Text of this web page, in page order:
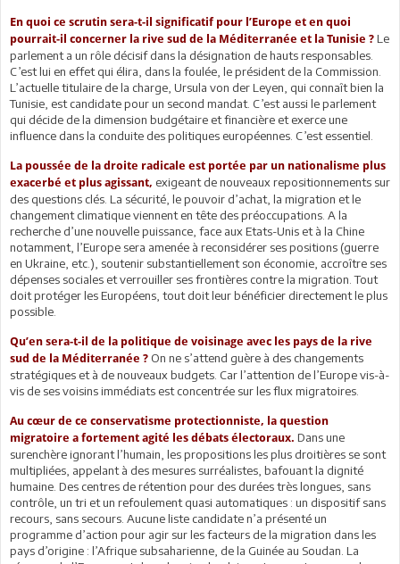
En quoi ce scrutin sera-t-il significatif pour l’Europe et en quoi
pourrait-il concerner la rive sud de la Méditerranée et la Tunisie ? Le
parlement a un rôle décisif dans la désignation de hauts responsables.
C’est lui en effet qui élira, dans la foulée, le président de la Commission.
L’actuelle titulaire de la charge, Ursula von der Leyen, qui connaît bien la
Tunisie, est candidate pour un second mandat. C’est aussi le parlement
qui décide de la dimension budgétaire et financière et exerce une
influence dans la conduite des politiques européennes. C’est essentiel.
La poussée de la droite radicale est portée par un nationalisme plus
exacerbé et plus agissant, exigeant de nouveaux repositionnements sur
des questions clés. La sécurité, le pouvoir d’achat, la migration et le
changement climatique viennent en tête des préoccupations. A la
recherche d’une nouvelle puissance, face aux Etats-Unis et à la Chine
notamment, l’Europe sera amenée à reconsidérer ses positions (guerre
en Ukraine, etc.), soutenir substantiellement son économie, accroître ses
dépenses sociales et verrouiller ses frontières contre la migration. Tout
doit protéger les Européens, tout doit leur bénéficier directement le plus
possible.
Qu’en sera-t-il de la politique de voisinage avec les pays de la rive
sud de la Méditerranée ? On ne s’attend guère à des changements
stratégiques et à de nouveaux budgets. Car l’attention de l’Europe vis-à-
vis de ses voisins immédiats est concentrée sur les flux migratoires.
Au cœur de ce conservatisme protectionniste, la question
migratoire a fortement agité les débats électoraux. Dans une
surenchère ignorant l’humain, les propositions les plus droitières se sont
multipliées, appelant à des mesures surréalistes, bafouant la dignité
humaine. Des centres de rétention pour des durées très longues, sans
contrôle, un tri et un refoulement quasi automatiques : un dispositif sans
recours, sans secours. Aucune liste candidate n’a présenté un
programme d’action pour agir sur les facteurs de la migration dans les
pays d’origine : l’Afrique subsaharienne, de la Guinée au Soudan. La